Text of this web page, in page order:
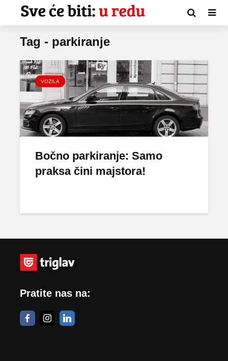
Tag - parkiranje
VOZILA
Bočno parkiranje: Samo
praksa čini majstora!
Pratite nas na: